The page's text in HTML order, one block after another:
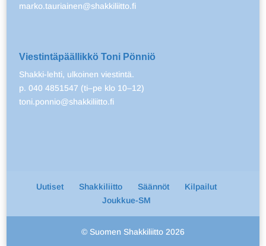
marko.tauriainen@shakkiliitto.fi
Viestintäpäällikkö Toni Pönniö
Shakki-lehti, ulkoinen viestintä.
p. 040 4851547 (ti–pe klo 10–12)
toni.ponnio@shakkiliitto.fi
Uutiset Shakkiliitto Säännöt
Kilpailut
Joukkue-SM
© Suomen Shakkiliitto 2026